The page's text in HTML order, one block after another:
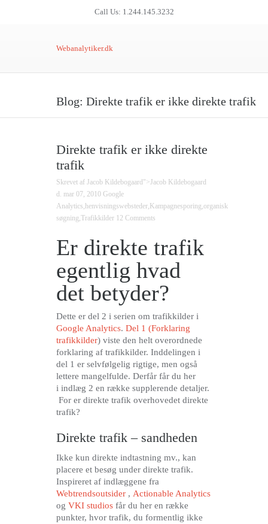
Call Us: 1.244.145.3232
Webanalytiker.dk
Blog: Direkte trafik er ikke direkte trafik
Direkte trafik er ikke direkte
trafik
Skrevet af Jacob Kildebogaard ">Jacob Kildebogaard
d. mar 07, 2010 Google
Analytics, henvisningswebsteder, Kampagnesporing,organisk
søgning,Trafikkilder 12 Comments
Er direkte trafik
egentlig hvad
det betyder?
Dette er del 2 i serien om trafikkilder i
Google Analytics. Del 1 (Forklaring
trafikkilder) viste den helt overordnede
forklaring af trafikkilder. Inddelingen i
del 1 er selvfølgelig rigtige, men også
lettere mangelfulde. Derfår får du her
i indlæg 2 en række supplerende detaljer.
For er direkte trafik overhovedet direkte
trafik?
Direkte trafik – sandheden
Ikke kun direkte indtastning mv., kan
placere et besøg under direkte trafik.
Inspireret af indlæggene fra
Webtrendsoutsider , Actionable Analytics
og VKI studios får du her en række
punkter, hvor trafik, du formentlig ikke